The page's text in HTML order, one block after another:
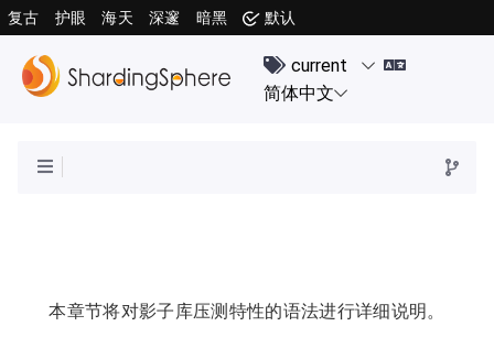
复古 护眼 海天 深邃 暗黑 默认
本章节将对影子库压测特性的语法进行详细说明。